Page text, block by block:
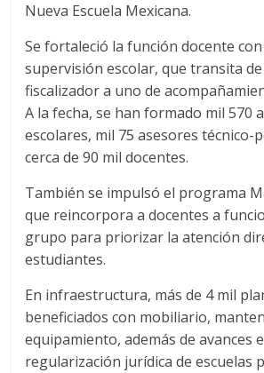
Nueva Escuela Mexicana.
Se fortaleció la función docente
supervisión escolar, que transita
fiscalizador a uno de
A la fecha, se han formado mil 570
escolares, mil 75 asesores técnico-
cerca de 90 mil docentes.
También se impulsó el programa
que reincorpora a docentes a
grupo para priorizar la atención
estudiantes.
En infraestructura, más de 4 mil
beneficiados con mobiliario,
equipamiento, además de avances
regularización jurídica de escuelas